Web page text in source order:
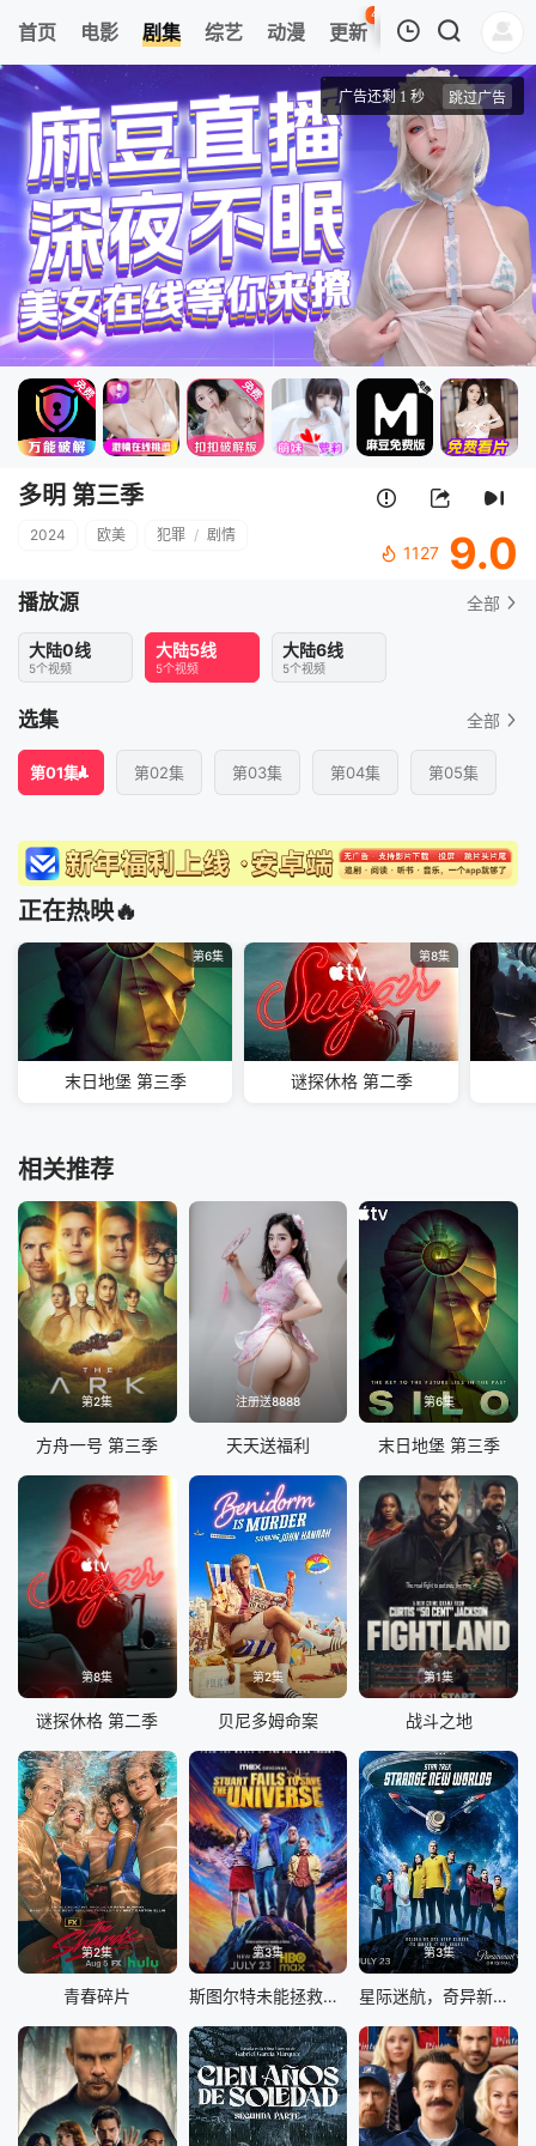
首页 电影 剧集 综艺 动漫 更新
45
热榜 APP
我的观影记录
第01集
多明 第三季
清空
多明 第三季
2024 欧美 犯罪 / 剧情
1127 9.0
播放源 全部
大陆0线
5个视频
大陆5线
5个视频
大陆6线
5个视频
选集 全部
第01集 第02集 第03集 第04集 第05集
正在热映🔥
第6集
末日地堡 第三季
第8集
谜探休格 第二季
相关推荐
第2集
方舟一号 第三季
注册送8888
天天送福利
第6集
末日地堡 第三季
第8集
谜探休格 第二季
第2集
贝尼多姆命案
第1集
战斗之地
第2集
青春碎片
第3集
斯图尔特未能拯救宇宙
第3集
星际迷航，奇异新世界第四季